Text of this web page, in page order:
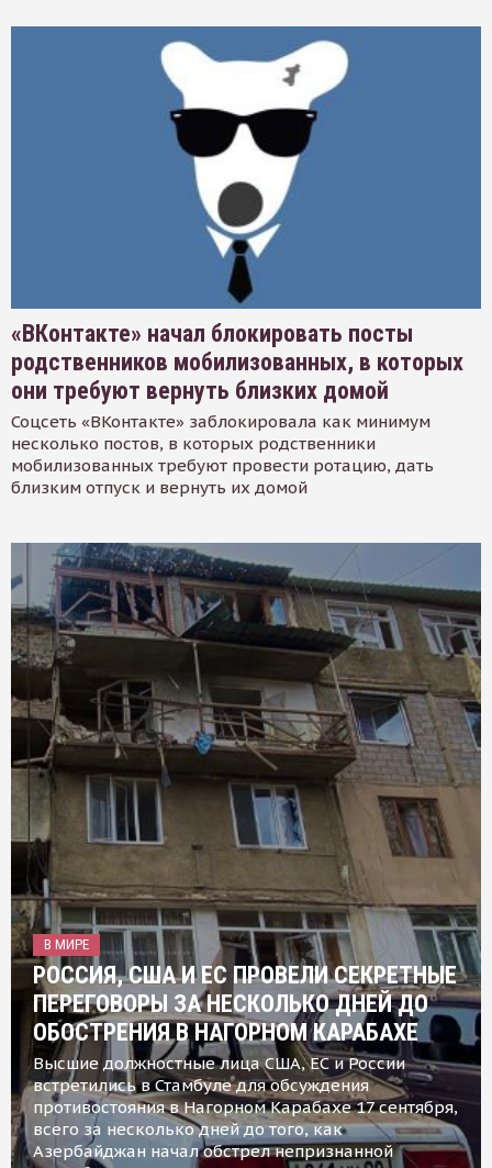
«ВКонтакте» начал блокировать посты
родственников мобилизованных, в которых
они требуют вернуть близких домой
Соцсеть «ВКонтакте» заблокировала как минимум
несколько постов, в которых родственники
мобилизованных требуют провести ротацию, дать
близким отпуск и вернуть их домой
В МИРЕ
РОССИЯ, США И ЕС ПРОВЕЛИ СЕКРЕТНЫЕ
ПЕРЕГОВОРЫ ЗА НЕСКОЛЬКО ДНЕЙ ДО
ОБОСТРЕНИЯ В НАГОРНОМ КАРАБАХЕ
Высшие должностные лица США, ЕС и России
встретились в Стамбуле для обсуждения
противостояния в Нагорном Карабахе 17 сентября,
всего за несколько дней до того, как
Азербайджан начал обстрел непризнанной